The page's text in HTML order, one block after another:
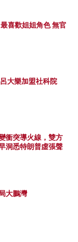
喜歡姐姐角色 無官
大樂加盟社科院
衝突導火線，雙方
洞悉特朗普虛張聲
大鵬灣